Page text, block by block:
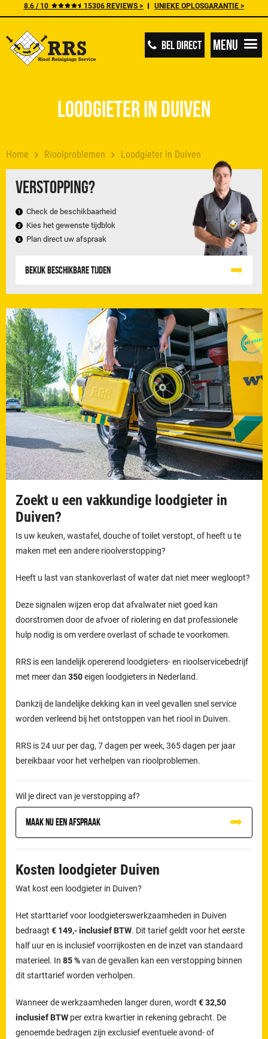
8.6 / 10 15306 REVIEWS > UNIEKE OPLOSGARANTIE >
BEL DIRECT Menu
Home Rioolproblemen Loodgieter in Duiven
Verstopping?
Check de beschikbaarheid
Kies het gewenste tijdblok
Plan direct uw afspraak
Bekijk beschikbare tijden
Loodgieter in Duiven
Zoekt u een vakkundige loodgieter in
Duiven?
Is uw keuken, wastafel, douche of toilet verstopt, of heeft u te
maken met een andere rioolverstopping?
Heeft u last van stankoverlast of water dat niet meer wegloopt?
Deze signalen wijzen erop dat afvalwater niet goed kan
doorstromen door de afvoer of riolering en dat professionele
hulp nodig is om verdere overlast of schade te voorkomen.
RRS is een landelijk opererend loodgieters- en rioolservicebedrijf
met meer dan350eigen loodgieters in Nederland.
Dankzij de landelijke dekking kan in veel gevallen snel service
worden verleend bij het ontstoppen van het riool in Duiven.
RRS is 24 uur per dag, 7 dagen per week, 365 dagen per jaar
bereikbaar voor het verhelpen van rioolproblemen.
Wil je direct van je verstopping af?
Maak nu een afspraak
Kosten loodgieter Duiven
Wat kost een loodgieter in Duiven?
Het starttarief voor loodgieterswerkzaamheden in Duiven
bedraagt€ 149,- inclusief BTW. Dit tarief geldt voor het eerste
half uur en is inclusief voorrijkosten en de inzet van standaard
materieel. In85 %van de gevallen kan een verstopping binnen
dit starttarief worden verholpen.
Wanneer de werkzaamheden langer duren, wordt€ 32,50
inclusief BTW per extra kwartier in rekening gebracht. De
genoemde bedragen zijn exclusief eventuele avond- of